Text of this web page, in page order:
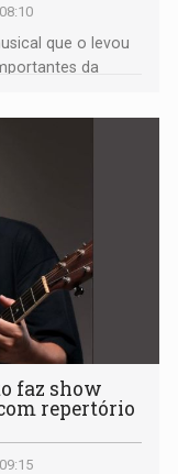
que o levou
da
faz show
repertório